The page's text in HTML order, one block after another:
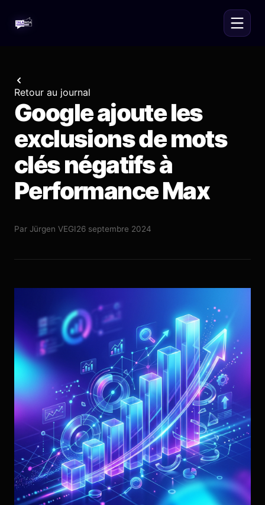
Retour au journal
Google ajoute les
exclusions de mots
clés négatifs à
Performance Max
Par Jürgen VEGI26 septembre 2024